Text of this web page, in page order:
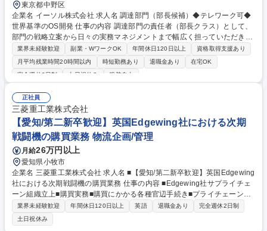
東京都中野区
企業名 イーソル株式会社 求人名 調達部門（部長候補）◆テレワーク可◆
世界基準のOS開発 仕事の内容 調達部門の責任者（部長クラス）として、
部門の戦略立案から日々の実務マネジメントまで幅広く担っていただきま
す。外部委託先との協働を通じて、コスト・品質・納期の最適化を実現
し、事業部門を支える調達機能の 確立をリードしていただきます。 【詳
細】■調達部門の組織運営とチームマネジメント■調達方針、戦略の立案と
払プロセスの標準化および効率化推進■調達データの分析に基づくコスト
削減や品質改善施策の立案、実行■関連本部（技術、ビジネス、品質管
理、コーポレート）との連携による全社的な調達最適化 募集職種 調達部
門（部長候補）◆テレワーク可◆世界基準のOS開発
業界未経験歓迎 副業・WワークOK 年間休日120日以上
資格取得支援あり
月平均残業時間20時間以内
時短勤務あり 退職金あり
在宅OK
完全週休2日制
土日祝休み 服装自由
正社員
三菱重工業株式会社
【愛知/第二新卒歓迎】英国Edgewing社における次期
戦闘機の購買業務 物流企画/管理
月給26万円以上
愛知県小牧市
企業名 三菱重工業株式会社 求人名 ■【愛知/第二新卒歓迎】英国Edgewing
社における次期戦闘機の購買業務 仕事の内容 ■Edgewing社サプライチェ
ーン組織立上■購買実務■購買にかかる各種官辺手続き■プライチェーンに
かかるステークホルダーとの各種調整 【業務詳細】■購買プロセス、ガバ
ナンス体制の整備■関連部門からの要求に基づきサプライヤ選定、契約、
発注（客先納入品の直接購買だけでなく、社内設備・備品・福利厚生とい
業界未経験歓迎 年間休日120日以上 英語 退職金あり
完全週休2日制
土日祝休み